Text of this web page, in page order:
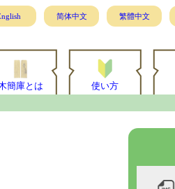
简体中文 繁體中文
簡庫とは 使い方